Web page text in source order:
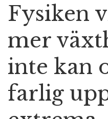
Fysiken
mer
inte kan
farlig